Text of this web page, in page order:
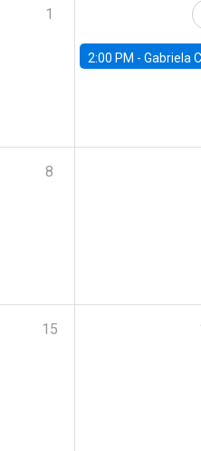
1
2:00 PM - Gabriela Contreras, Banco Central de
8
15